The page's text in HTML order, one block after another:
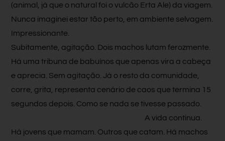
(animal, já que o natural foi o vulcão Erta Ale) da viagem.
Nunca imaginei estar tão perto, em ambiente selvagem.
Impressionante.
Subitamente, agitação. Dois machos lutam ferozmente.
Há uma tribuna de babuínos que apenas vira a cabeça
e aprecia. Sem agitação. Já o resto da comunidade,
corre, grita, representa cenário de caos que termina 15
segundos depois. Como se nada se tivesse passado.
A vida continua.
Há jovens que mamam. Outros que catam. Há machos